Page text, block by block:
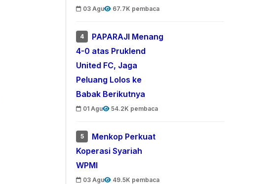
03 Agu 67.7K pembaca
4
PAPARAJI Menang
4-0 atas Pruklend
United FC, Jaga
Peluang Lolos ke
Babak Berikutnya
01 Agu 54.2K pembaca
5
Menkop Perkuat
Koperasi Syariah
WPMI
03 Agu 49.5K pembaca